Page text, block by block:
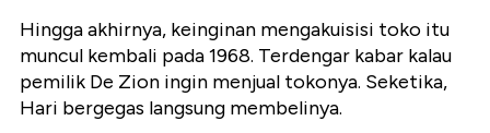
Hingga akhirnya, keinginan mengakuisisi toko itu
muncul kembali pada 1968. Terdengar kabar kalau
pemilik De Zion ingin menjual tokonya. Seketika,
Hari bergegas langsung membelinya.